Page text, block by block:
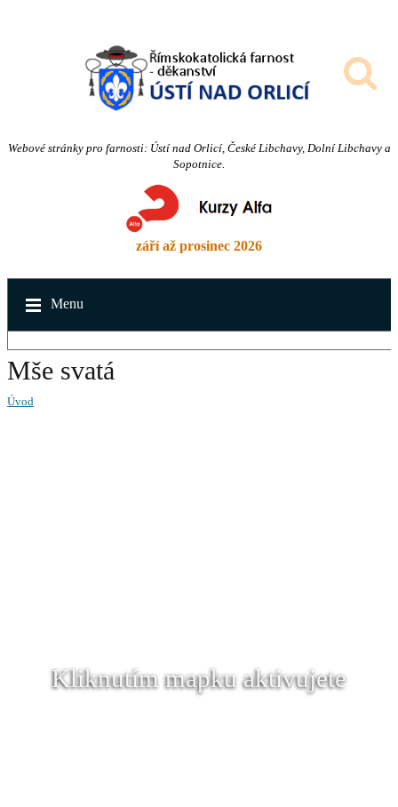
Webové stránky pro farnosti: Ústí nad Orlicí, České Libchavy, Dolní Libchavy a
Sopotnice.
září až prosinec 2026
Menu
Mše svatá
Úvod
Kliknutím mapku aktivujete